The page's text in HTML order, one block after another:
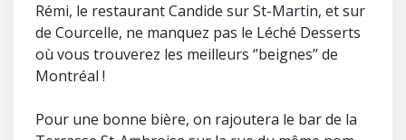
Rémi, le restaurant Candide sur St-Martin, et sur
de Courcelle, ne manquez pas le Léché Desserts
où vous trouverez les meilleurs ‘’beignes’’ de
Montréal !
Pour une bonne bière, on rajoutera le bar de la